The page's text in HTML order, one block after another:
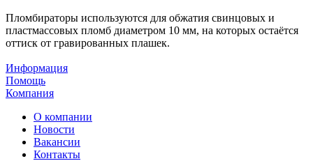
Пломбираторы используются для обжатия свинцовых и
пластмассовых пломб диаметром 10 мм, на которых остаётся
оттиск от гравированных плашек.
Информация
Помощь
Компания
О компании
Новости
Вакансии
Контакты